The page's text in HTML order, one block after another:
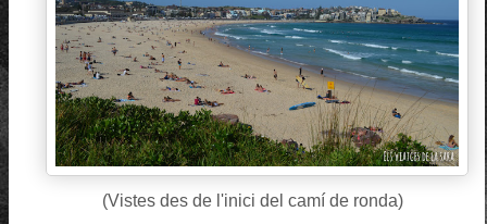
(Vistes des de l'inici del camí de ronda)